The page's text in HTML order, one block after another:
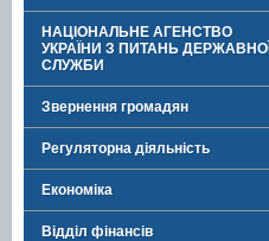
НАЦІОНАЛЬНЕ АГЕНСТВО
УКРАЇНИ З ПИТАНЬ ДЕРЖАВНОЇ
СЛУЖБИ
Звернення громадян
Регуляторна діяльність
Економіка
Відділ фінансів